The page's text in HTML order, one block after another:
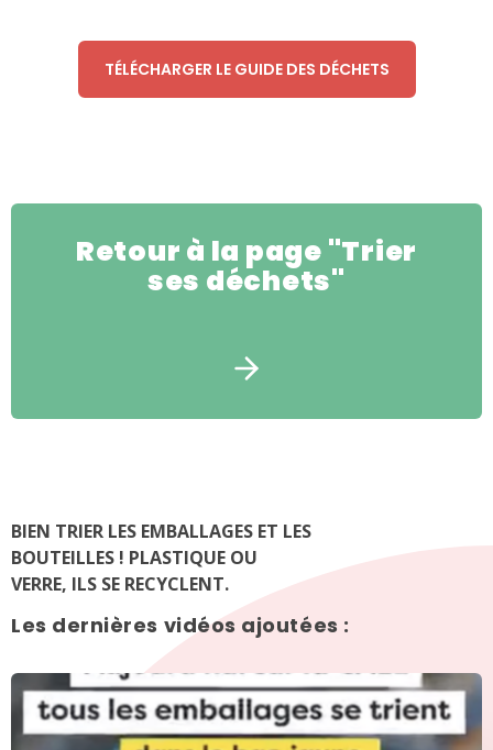
TÉLÉCHARGER LE GUIDE DES DÉCHETS
Retour à la page "Trier
ses déchets"
BIEN TRIER LES EMBALLAGES ET LES
BOUTEILLES ! PLASTIQUE OU
VERRE, ILS SE RECYCLENT.
Les dernières vidéos ajoutées :